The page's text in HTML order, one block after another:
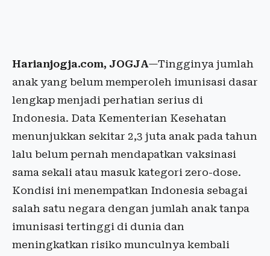
Harianjogja.com, JOGJA—Tingginya jumlah
anak yang belum memperoleh imunisasi dasar
lengkap menjadi perhatian serius di
Indonesia. Data Kementerian Kesehatan
menunjukkan sekitar 2,3 juta anak pada tahun
lalu belum pernah mendapatkan vaksinasi
sama sekali atau masuk kategori zero-dose.
Kondisi ini menempatkan Indonesia sebagai
salah satu negara dengan jumlah anak tanpa
imunisasi tertinggi di dunia dan
meningkatkan risiko munculnya kembali